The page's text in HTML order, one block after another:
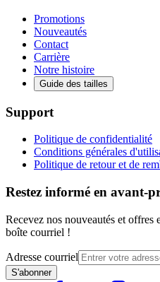
Promotions
Nouveautés
Contact
Carrière
Notre histoire
Guide des tailles
Support
Politique de confidentialité
Conditions générales
Politique de retour et de
Restez informé en avant-
Recevez nos nouveautés et offres
boîte courriel !
Adresse courriel
S'abonner